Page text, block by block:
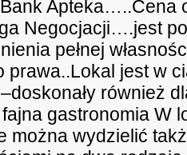
Apteka…..Cena
Negocjacji….jest
pełnej
prawa..Lokal jest w
również
gastronomia W
można wydzielić